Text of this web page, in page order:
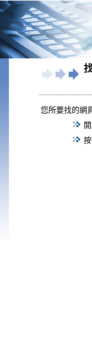
您所要找的網